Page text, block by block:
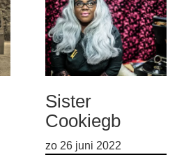
Sister
Cookiegb
zo 26 juni 2022